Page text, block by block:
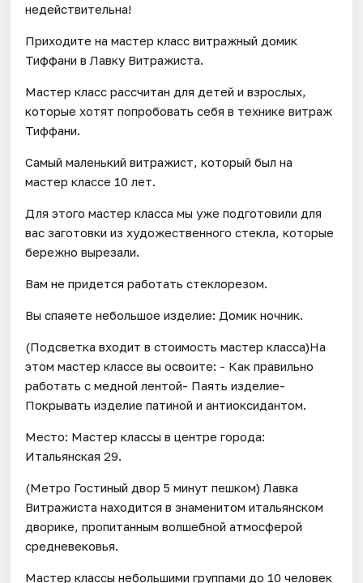
недействительна!
Приходите на мастер класс витражный домик
Тиффани в Лавку Витражиста.
Мастер класс рассчитан для детей и взрослых,
которые хотят попробовать себя в технике витраж
Тиффани.
Самый маленький витражист, который был на
мастер классе 10 лет.
Для этого мастер класса мы уже подготовили для
вас заготовки из художественного стекла, которые
бережно вырезали.
Вам не придется работать стеклорезом.
Вы спаяете небольшое изделие: Домик ночник.
(Подсветка входит в стоимость мастер класса)На
этом мастер классе вы освоите: - Как правильно
работать с медной лентой- Паять изделие-
Покрывать изделие патиной и антиоксидантом.
Место: Мастер классы в центре города:
Итальянская 29.
(Метро Гостиный двор 5 минут пешком) Лавка
Витражиста находится в знаменитом итальянском
дворике, пропитанным волшебной атмосферой
средневековья.
Мастер классы небольшими группами до 10 человек